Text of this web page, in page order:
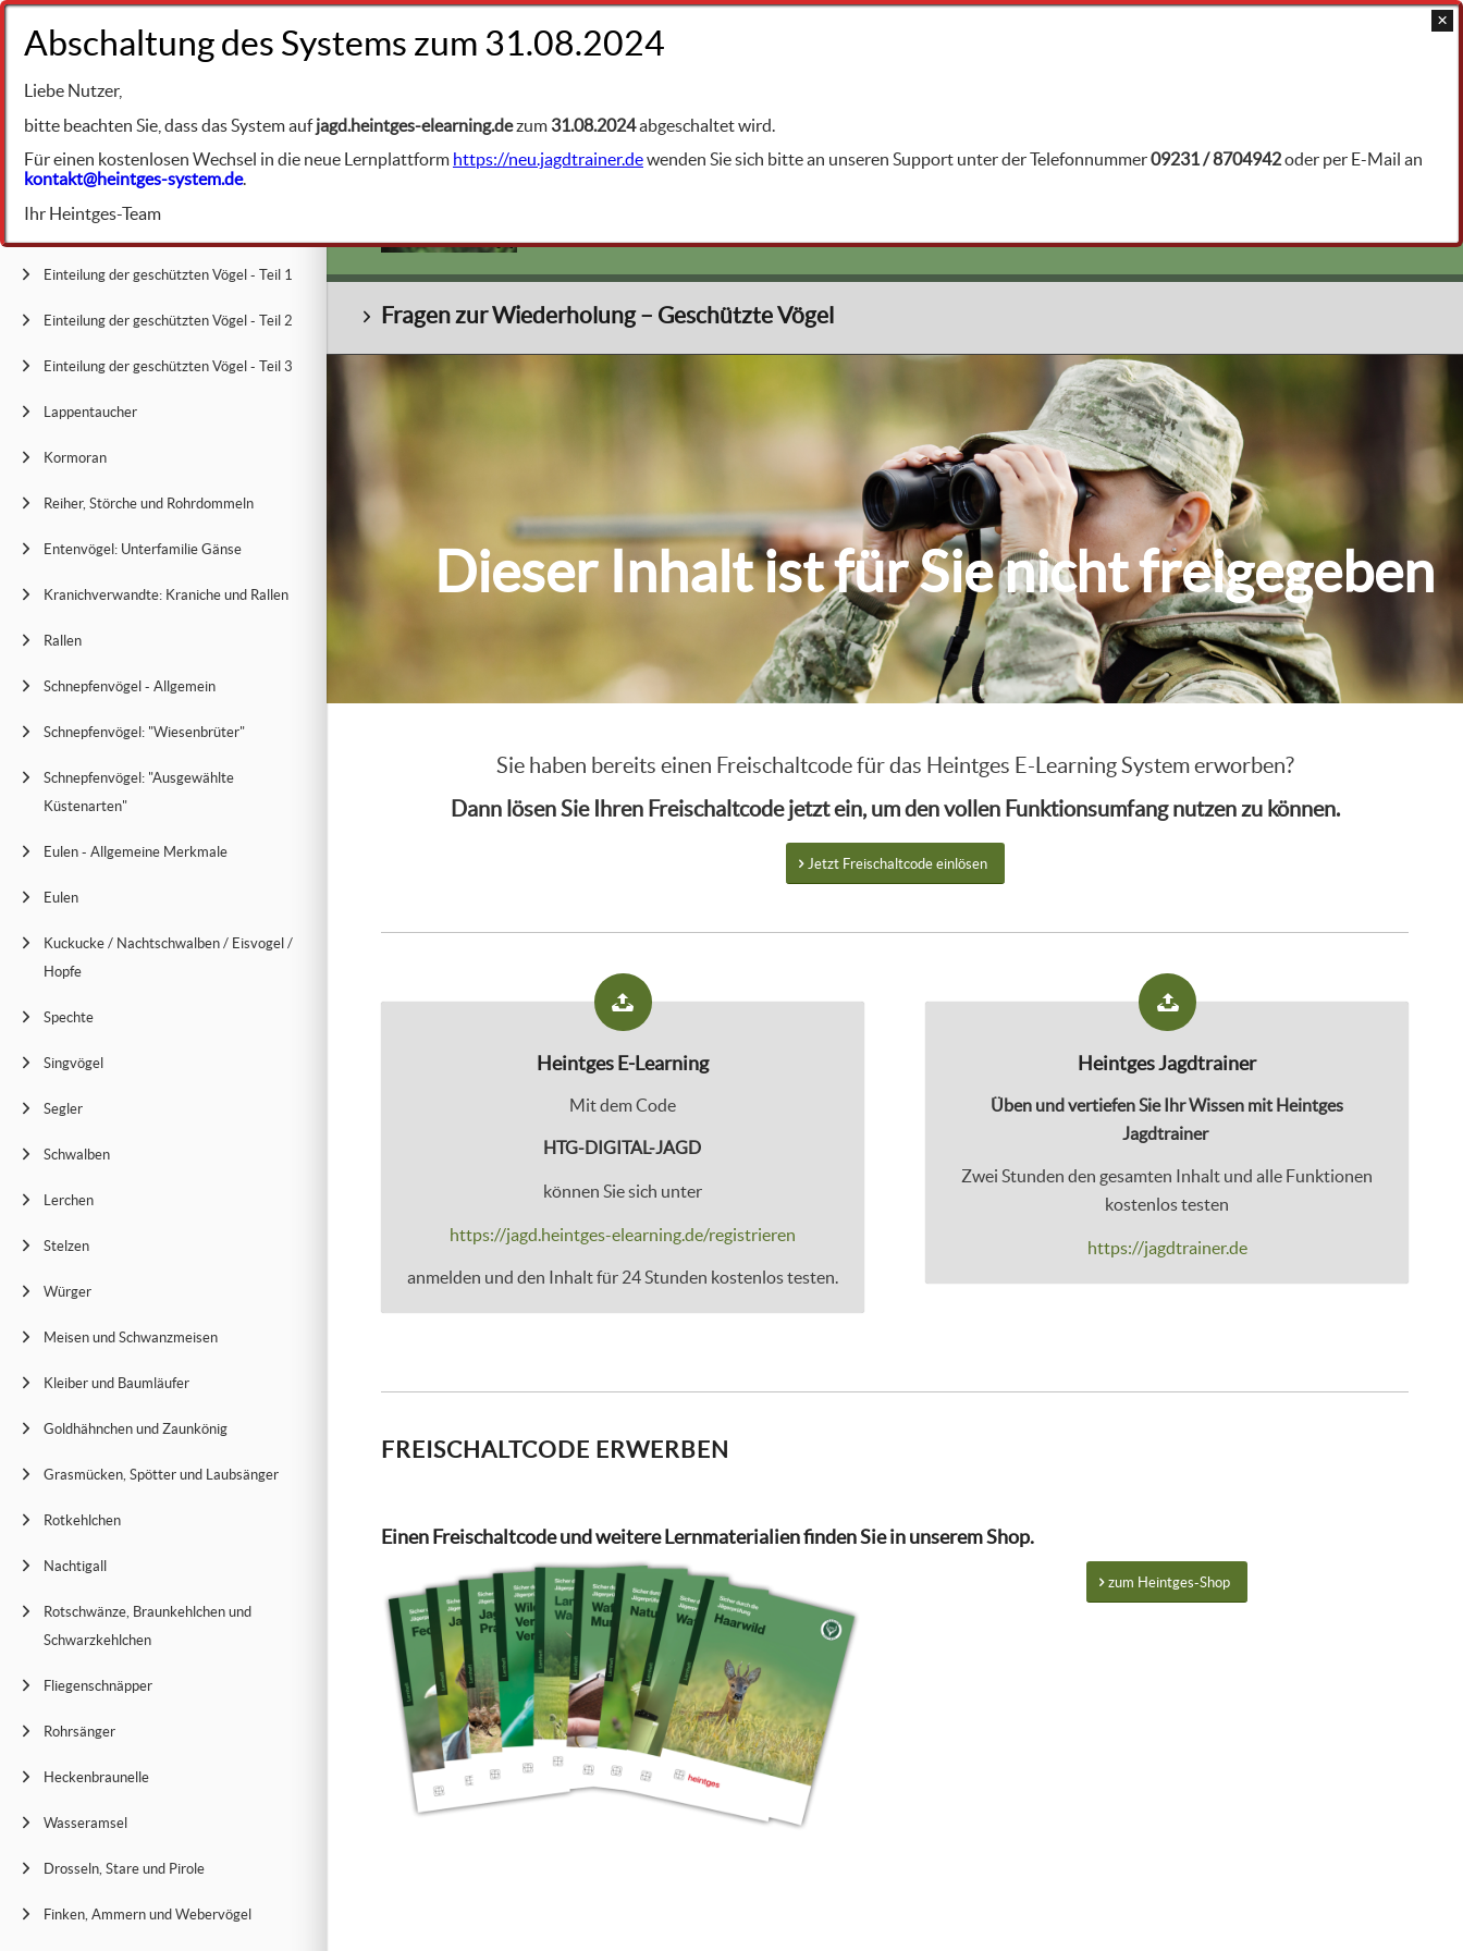
BIBLIOTHEK
Allgemeine Merkmale der Vögel
Einteilung der geschützten Vögel - Teil 1
Einteilung der geschützten Vögel - Teil 2
Einteilung der geschützten Vögel - Teil 3
Lappentaucher
Kormoran
Reiher, Störche und Rohrdommeln
Entenvögel: Unterfamilie Gänse
Kranichverwandte: Kraniche und Rallen
Rallen
Schnepfenvögel - Allgemein
Schnepfenvögel: "Wiesenbrüter"
Schnepfenvögel: "Ausgewählte
Küstenarten"
Eulen - Allgemeine Merkmale
Eulen
Kuckucke / Nachtschwalben / Eisvogel /
Hopfe
Spechte
Singvögel
Segler
Schwalben
Lerchen
Stelzen
Würger
Meisen und Schwanzmeisen
Kleiber und Baumläufer
Goldhähnchen und Zaunkönig
Grasmücken, Spötter und Laubsänger
Rotkehlchen
Nachtigall
Rotschwänze, Braunkehlchen und
Schwarzkehlchen
Fliegenschnäpper
Rohrsänger
Heckenbraunelle
Wasseramsel
Drosseln, Stare und Pirole
Finken, Ammern und Webervögel
+49 9231 961342 FACHGEBIETE
© M. Jüngling
Fragen zur Wiederholung – Geschützte Vögel
Dieser Inhalt ist für Sie nicht freigegeben
Sie haben bereits einen Freischaltcode für das Heintges E-Learning System erworben?
Dann lösen Sie Ihren Freischaltcode jetzt ein, um den vollen Funktionsumfang nutzen zu können.
Jetzt Freischaltcode einlösen
Heintges E-Learning
Mit dem Code
HTG-DIGITAL-JAGD
können Sie sich unter
https://jagd.heintges-elearning.de/registrieren
anmelden und den Inhalt für 24 Stunden kostenlos testen.
Heintges Jagdtrainer
Üben und vertiefen Sie Ihr Wissen mit Heintges
Jagdtrainer
Zwei Stunden den gesamten Inhalt und alle Funktionen
kostenlos testen
https://jagdtrainer.de
FREISCHALTCODE ERWERBEN
Einen Freischaltcode und weitere Lernmaterialien finden Sie in unserem Shop.
zum Heintges-Shop
Liebe Nutzer,
bitte beachten Sie, dass das System aufjagd.heintges-elearning.dezum 31.08.2024abgeschaltet wird.
Für einen kostenlosen Wechsel in die neue Lernplattform https://neu.jagdtrainer.dewenden Sie sich bitte an unseren Support unter der Telefonnummer09231 / 8704942oder per E-Mail an
kontakt@heintges-system.de.
Ihr Heintges-Team